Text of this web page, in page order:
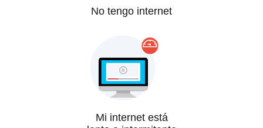
No tengo internet
Mi internet está